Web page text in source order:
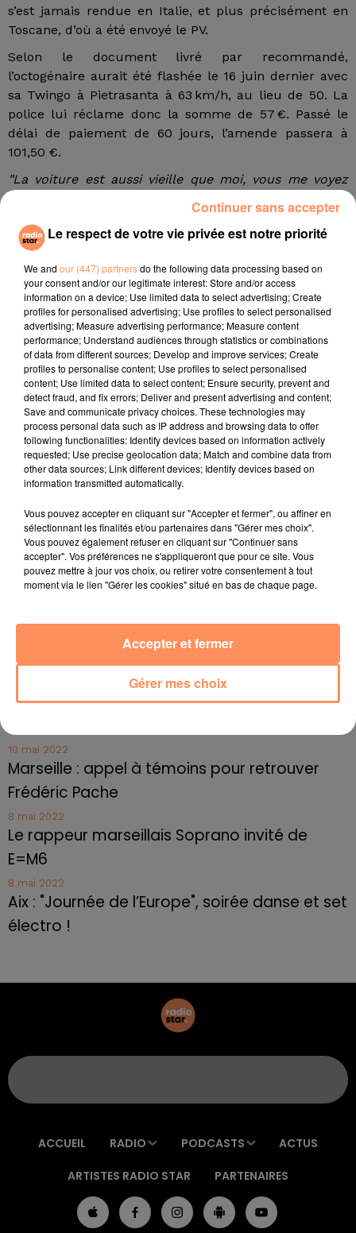
s’est jamais rendue en Italie, et plus précisément en
Toscane, d’où a été envoyé le PV.
Selon le document livré par recommandé,
l’octogénaire aurait été flashée le 16 juin dernier avec
sa Twingo à Pietrasanta à 63 km/h, au lieu de 50. La
police lui réclame donc la somme de 57 €. Passé le
délai de paiement de 60 jours, l’amende passera à
101,50 €.
"La voiture est aussi vieille que moi, vous me voyez
Girondine. Pourtant, toutes les informations indiquées
sur la contravention sont exactes."Il y a la marque de
la voiture, les plaques, mon adresse… Comment cela
est-il possible ? La gendarmerie ne peut rien pour moi,
la banque ne peut pas non plus vérifier l’IBAN avec
lequel il faut régler le PV. Je ne sais pas du tout
comment justifier que je n’étais pas là-bas ",explique
l’octogénaire à nos confrères.
Une seule solution pour elle : formuler un recours
pour contester le PV. Elle va donc devoir adresser un
courrier à la police municipale… rédigé en italien.
fil actus
4 juillet 2022
Radio Star Live avec Dadju
27 juin 2022
Marseille : une application pour mettre en
relation extras et...
jusqu'au bout de la nuit !
10 mai 2022
Toulon : des quais électrifiés pour 2023 !
10 mai 2022
10 mai 2022
Marseille : appel à témoins pour retrouver
Frédéric Pache
8 mai 2022
Le rappeur marseillais Soprano invité de
E=M6
8 mai 2022
Aix : "Journée de l’Europe", soirée danse et set
électro !
ACCUEIL RADIO PODCASTS ACTUS
ARTISTES RADIO STAR PARTENAIRES
Le respect de votre vie privée est notre priorité
We and our (447) partnersdo the following data processing based on
your consent and/or our legitimate interest: Store and/or access
information on a device; Use limited data to select advertising; Create
profiles for personalised advertising; Use profiles to select personalised
advertising; Measure advertising performance; Measure content
performance; Understand audiences through statistics or combinations
of data from different sources; Develop and improve services; Create
profiles to personalise content; Use profiles to select personalised
content; Use limited data to select content; Ensure security, prevent and
detect fraud, and fix errors; Deliver and present advertising and content;
Save and communicate privacy choices. These technologies may
process personal data such as IP address and browsing data to offer
following functionalities: Identify devices based on information actively
requested; Use precise geolocation data; Match and combine data from
other data sources; Link different devices; Identify devices based on
information transmitted automatically.
Vous pouvez accepter en cliquant sur "Accepter et fermer", ou affiner en
sélectionnant les finalités et/ou partenaires dans "Gérer mes choix".
Vous pouvez également refuser en cliquant sur "Continuer sans
accepter". Vos préférences ne s'appliqueront que pour ce site. Vous
pouvez mettre à jour vos choix, ou retirer votre consentement à tout
moment via le lien "Gérer les cookies" situé en bas de chaque page.
Gérer mes choix
Accepter et fermer
Continuer sans accepter